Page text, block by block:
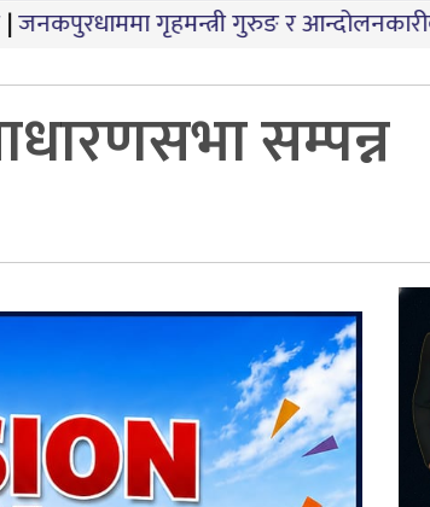
गुरुङ र आन्दोलनकारीबीच दोस्रो चरणको
सम्पन्न